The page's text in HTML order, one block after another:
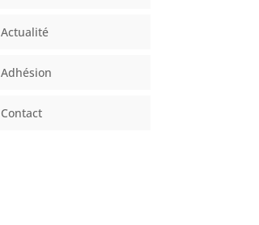
Actualité
Adhésion
Contact